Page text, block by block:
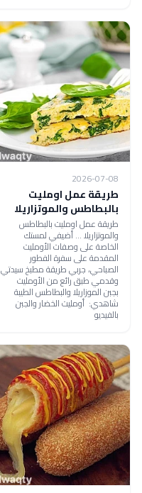
2026-07-08
طريقة عمل اومليت
بالبطاطس والموتزاريلا
طريقة عمل اومليت بالبطاطس
والموتزاريلا ... أضيفي لمستك
الخاصة على وصفات الأومليت
المقدمة على سفرة الفطور
الصباحي، جربي طريقة مطبخ سيدتي
وقدمي طبق رائع من الأومليت
بجبن الموزاريلا والبطاطس الطيبة
شاهدي: أومليت الخضار والجبن
بالفيديو